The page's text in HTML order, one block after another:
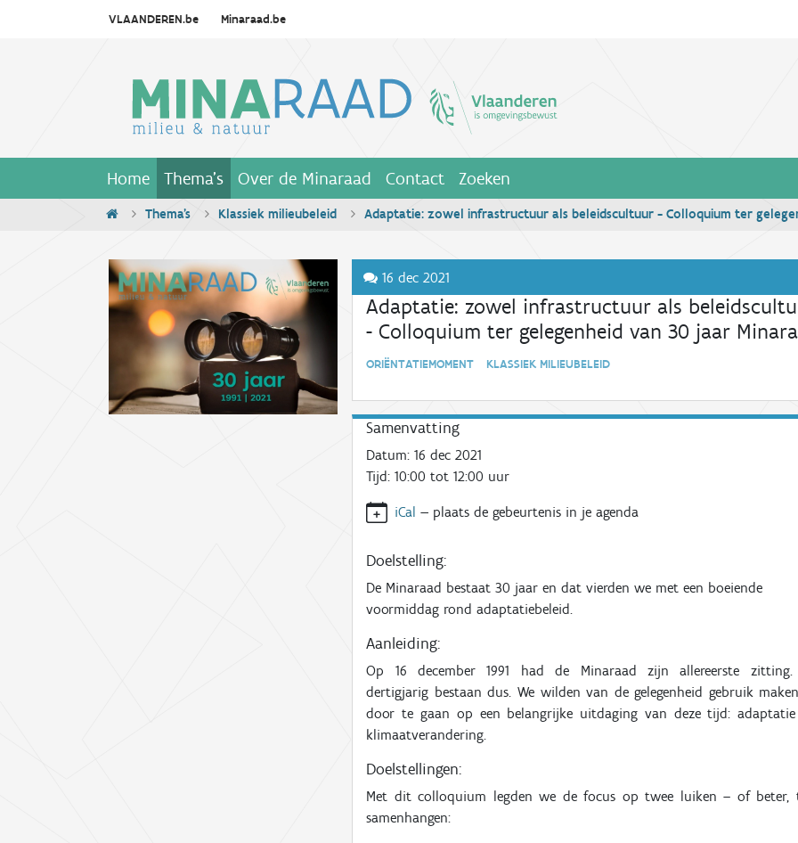
VLAANDEREN.be Minaraad.be
Home Thema's Over de Minaraad Contact Zoeken
Thema's Klassiek milieubeleid Adaptatie: zowel infrastructuur als beleidscultuur - Colloquium ter
16 dec 2021
Adaptatie: zowel infrastructuur als
- Colloquium ter gelegenheid van 30 jaar
ORIËNTATIEMOMENT KLASSIEK MILIEUBELEID
Samenvatting
Datum: 16 dec 2021
Tijd: 10:00 tot 12:00 uur
iCal — plaats de gebeurtenis in je agenda
Doelstelling:
De Minaraad bestaat 30 jaar en dat vierden we met een boeiende
voormiddag rond adaptatiebeleid.
Aanleiding:
Op 16 december 1991 had de Minaraad zijnallereerste zitting.
dertigjarig bestaandus .We wilden van de gelegenheid gebruik
door te gaan op een belangrijke uitdaging van deze tijd:
klimaatverandering.
Doelstellingen:
Met dit colloquium legden we de focus op twee luiken – of beter,
samenhangen: